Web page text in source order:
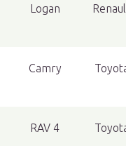
Logan
Camry
RAV 4